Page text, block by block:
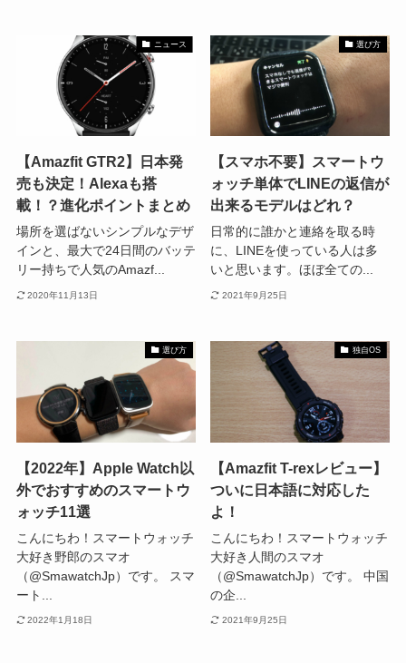
ニュース
【Amazfit GTR2】日本発
売も決定！Alexaも搭
載！？進化ポイントまとめ
場所を選ばないシンプルなデザ
インと、最大で24日間のバッテ
リー持ちで人気のAmazf...
2020年11月13日
選び方
【スマホ不要】スマートウ
ォッチ単体でLINEの返信が
出来るモデルはどれ？
日常的に誰かと連絡を取る時
に、LINEを使っている人は多
いと思います。ほぼ全ての...
2021年9月25日
選び方
【2022年】Apple Watch以
外でおすすめのスマートウ
ォッチ11選
こんにちわ！スマートウォッチ
大好き野郎のスマオ
（@SmawatchJp）です。 スマ
ート...
2022年1月18日
独自OS
【Amazfit T-rexレビュー】
ついに日本語に対応した
よ！
こんにちわ！スマートウォッチ
大好き人間のスマオ
（@SmawatchJp）です。 中国
の企...
2021年9月25日